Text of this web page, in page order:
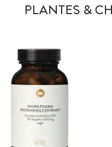
PLANTES &